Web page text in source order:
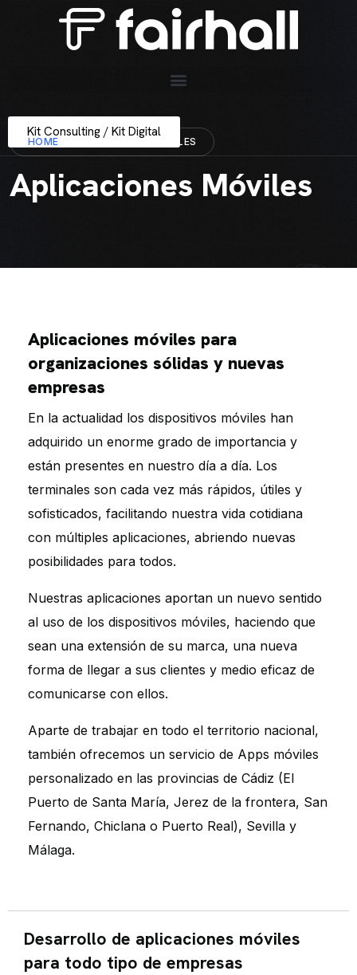
Kit Consulting / Kit Digital
HOME APLICACIONES MÓVILES
Aplicaciones Móviles
Aplicaciones móviles para
organizaciones sólidas y nuevas
empresas
En la actualidad los dispositivos móviles han
adquirido un enorme grado de importancia y
están presentes en nuestro día a día. Los
terminales son cada vez más rápidos, útiles y
sofisticados, facilitando nuestra vida cotidiana
con múltiples aplicaciones, abriendo nuevas
posibilidades para todos.
Nuestras aplicaciones aportan un nuevo sentido
al uso de los dispositivos móviles, haciendo que
sean una extensión de su marca, una nueva
forma de llegar a sus clientes y medio eficaz de
comunicarse con ellos.
Aparte de trabajar en todo el territorio nacional,
también ofrecemos un servicio de Apps móviles
personalizado en las provincias de Cádiz (El
Puerto de Santa María, Jerez de la frontera, San
Fernando, Chiclana o Puerto Real), Sevilla y
Málaga.
Desarrollo de aplicaciones móviles
para todo tipo de empresas